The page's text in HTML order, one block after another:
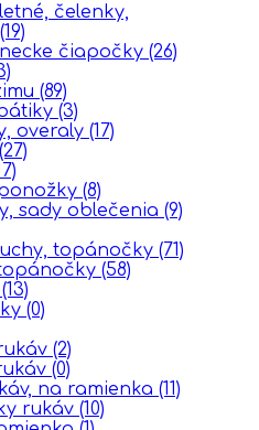
čelenky,
(19)
čiapočky (26)
(89)
(3)
overaly (17)
(27)
(8)
sady oblečenia (9)
topánočky (71)
(58)
(13)
(0)
(2)
(0)
na ramienka (11)
rukáv (10)